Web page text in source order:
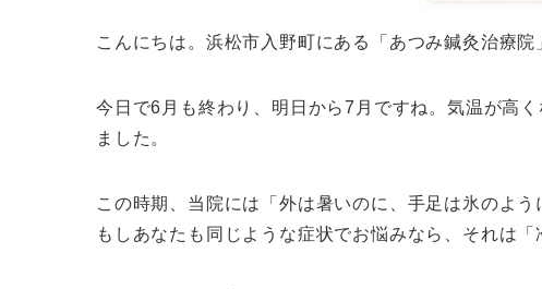
こんにちは。浜松市入野町にある「あつみ鍼灸治療院
今日で6月も終わり、明日から7月ですね。気温が高
ました。
この時期、当院には「外は暑いのに、手足は氷のよ
もしあなたも同じような症状でお悩みなら、それは